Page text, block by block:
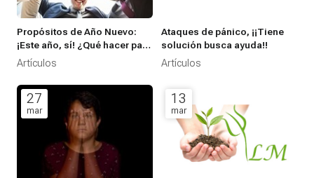
Propósitos de Año Nuevo:
¡Este año, sí! ¿Qué hacer para
que, a diferencia de lo que
propósitos de Año Nuevo?
Artículos
Ataques de pánico, ¡¡Tiene
solución busca ayuda!!
Artículos
27
mar
13
mar